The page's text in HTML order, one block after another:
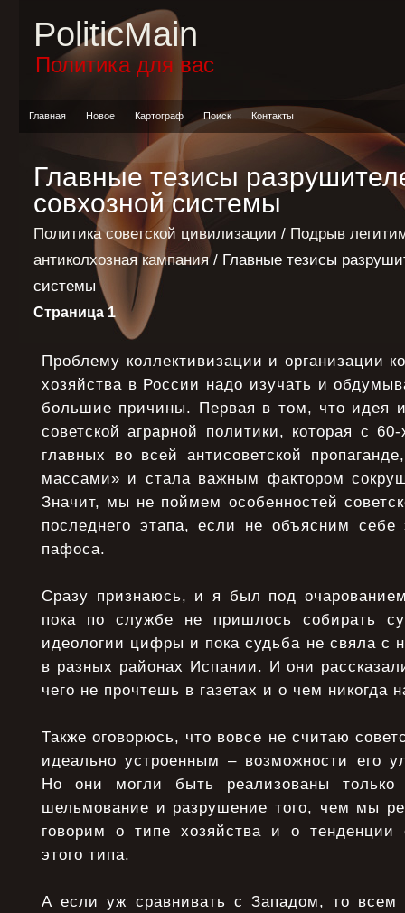
PoliticMain
Политика для вас
Главная Новое Картограф Поиск Контакты
Главные тезисы
совхозной системы
Политика советской цивилизации / Подрыв
антиколхозная кампания/ Главные тезисы
системы
Страница 1
Проблему коллективизации и организации
хозяйства в России надо изучать и
большие причины. Первая в том, что идея
советской аграрной политики, которая с
главных во всей антисоветской
массами» и стала важным фактором
Значит, мы не поймем особенностей
последнего этапа, если не объясним себе
пафоса.
Сразу признаюсь, и я был под
пока по службе не пришлось собирать
идеологии цифры и пока судьба не свяла с
в разных районах Испании. И они
чего не прочтешь в газетах и о чем никогда
Также оговорюсь, что вовсе не считаю
идеально устроенным – возможности его
Но они могли быть реализованы
шельмование и разрушение того, чем мы
говорим о типе хозяйства и о тенденции
этого типа.
А если уж сравнивать с Западом, то